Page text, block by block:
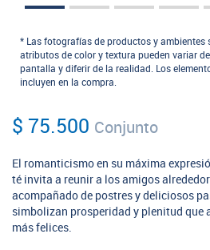
* Las fotografías de productos y ambientes
atributos de color y textura pueden variar
pantalla y diferir de la realidad. Los
incluyen en la compra.
$ 75.500 Conjunto
El romanticismo en su máxima
té invita a reunir a los amigos
acompañado de postres y deliciosos
simbolizan prosperidad y plenitud que
más felices.